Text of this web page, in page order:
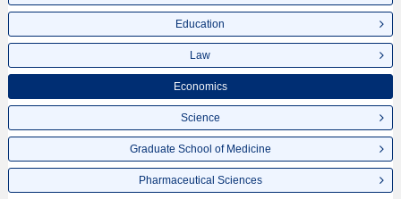
Education
Law
Economics
Science
Graduate School of Medicine
Pharmaceutical Sciences